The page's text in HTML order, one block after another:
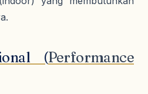
(Performance